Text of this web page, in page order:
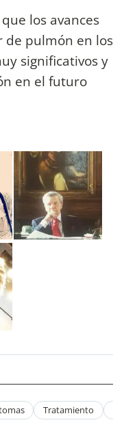
los avances
de pulmón en los
significativos y
en el futuro
Tratamiento